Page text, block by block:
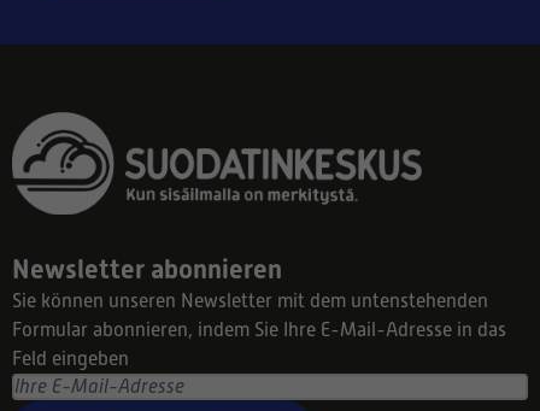
Newsletter abonnieren
Sie können unseren Newsletter mit dem untenstehenden
Formular abonnieren, indem Sie Ihre E-Mail-Adresse in das
Feld eingeben